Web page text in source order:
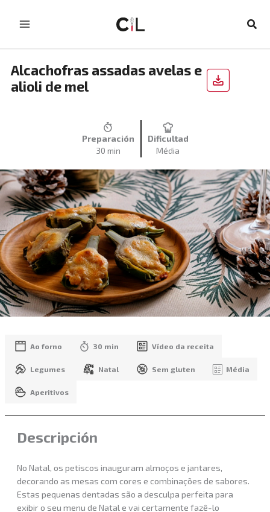
Alcachofras assadas avelas e
alioli de mel
Preparación
30 min
Dificultad
Média
Ao forno 30 min Vídeo da receita
Legumes Natal Sem gluten Média
Aperitivos
Descripción
No Natal, os petiscos inauguram almoços e jantares,
decorando as mesas com cores e combinações de sabores.
Estas pequenas dentadas são a desculpa perfeita para
exibir o seu menu de Natal e vai certamente fazê-lo